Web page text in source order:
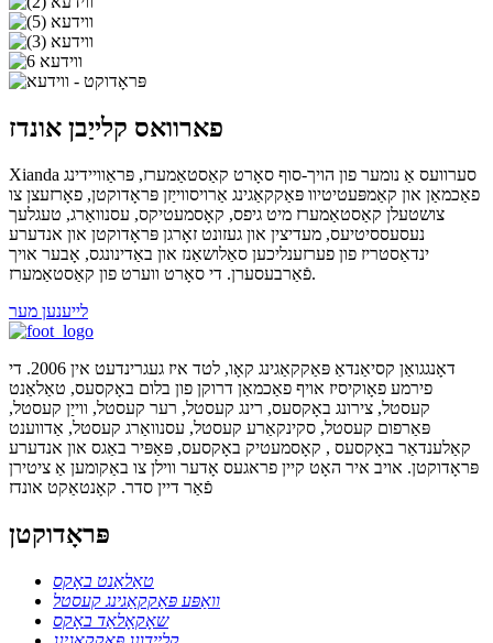
פארוואס קלייַבן אונדז
Xianda סערוועס אַ נומער פון הויך-סוף סאָרט קאַסטאַמערז, פּראַוויידינג
פאַכמאַן און קאַמפּעטיטיוו פּאַקקאַגינג אַרויסווייַזן פּראָדוקטן, פאָרזעצן צו
צושטעלן קאַסטאַמערז מיט גיפס, קאָסמעטיקס, עסנוואַרג, טעגלעך
נעסעססיטיעס, מעדיצין און געזונט זאָרגן פּראָדוקטן און אנדערע
ינדאַסטריז פון פערזענליכען סאַלושאַנז און באַדינונגס, אָבער אויך
פֿאַרבעסערן. די סאָרט ווערט פון קאַסטאַמערז.
לייענען מער
דאָנגגואַן קסיאַנדאַ פּאַקקאַגינג קאָו, לטד איז געגרינדעט אין 2006. די
פירמע פאָוקיסיז אויף פאַכמאַן דרוקן פון בלום באָקסעס, טאַלאַנט
קעסטל, צירונג באָקסעס, רינג קעסטל, רער קעסטל, ווייַן קעסטל,
פּאַרפום קעסטל, סקינקאַרע קעסטל, עסנוואַרג קעסטל, אַדווענט
קאַלענדאַר באָקסעס , קאָסמעטיק באָקסעס, פּאַפּיר באַגס און אנדערע
פּראָדוקטן. אויב איר האָט קיין פראגעס אָדער ווילן צו באַקומען אַ ציטירן
פֿאַר דיין סדר. קאָנטאַקט אונדז
פּראָדוקטן
טאַלאַנט באָקס
וואַפּע פּאַקקאַגינג קעסטל
שאָקאָלאַד באָקס